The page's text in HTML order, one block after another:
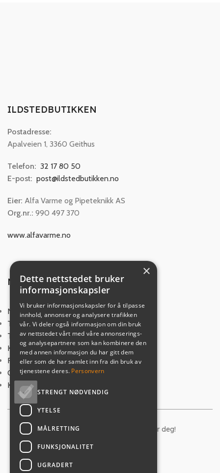
ILDSTEDBUTIKKEN
Postadresse:
Apalveien 1, 3360 Geithus
Telefon: 32 17 80 50
E-post: post@ildstedbutikken.no
Eier: Alfa Varme og Pipeteknikk AS
Org.nr.: 990 497 370
www.alfavarme.no
NYTTIGE LINKER
Norsk Varme
Trygg Netthandel
Tips og veiledning
Kjøpsvilkår
Frakt
Om oss
Kontakt oss
© 2024Ildstedbutikken
. - vi brenner for deg!
Utviklet av
Personvern og cookies
×
Dette nettstedet bruker
informasjonskapsler
Vi bruker informasjonskapsler for å tilpasse
innhold, annonser og analysere trafikken
vår. Vi deler også informasjon om din bruk
av nettstedet vårt med våre annonserings-
og analysepartnere som kan kombinere den
med annen informasjon du har gitt dem
eller som de har samlet inn fra din bruk av
tjenestene deres. Personvern
STRENGT NØDVENDIG
YTELSE
MÅLRETTING
FUNKSJONALITET
UGRADERT